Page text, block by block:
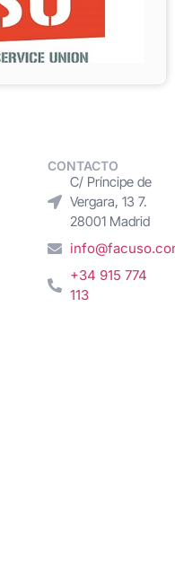
CONTACTO
C/ Príncipe de
Vergara, 13 7.
28001 Madrid
+34 915 774
113